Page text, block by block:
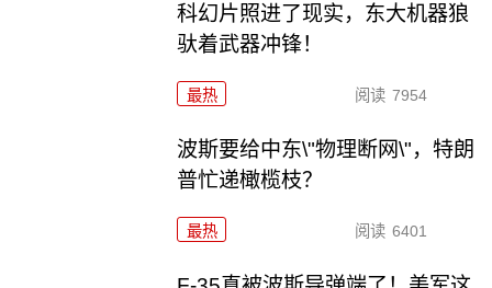
科幻片照进了现实，东大机器狼
驮着武器冲锋！
最热 阅读 7954
波斯要给中东\"物理断网\"，特朗
普忙递橄榄枝？
最热 阅读 6401